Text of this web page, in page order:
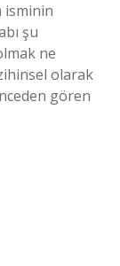
isminin
şu
ne
olarak
gören